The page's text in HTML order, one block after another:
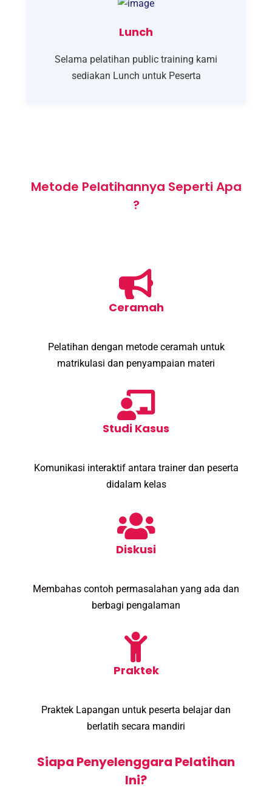
Lunch
Selama pelatihan public training kami
sediakan Lunch untuk Peserta
Metode Pelatihannya Seperti Apa
?
Ceramah
Pelatihan dengan metode ceramah untuk
matrikulasi dan penyampaian materi
Studi Kasus
Komunikasi interaktif antara trainer dan peserta
didalam kelas
Diskusi
Membahas contoh permasalahan yang ada dan
berbagi pengalaman
Praktek
Praktek Lapangan untuk peserta belajar dan
berlatih secara mandiri
Siapa Penyelenggara Pelatihan
Ini?